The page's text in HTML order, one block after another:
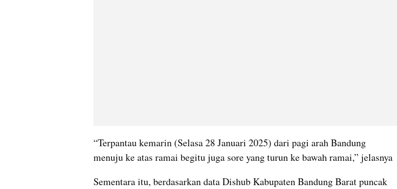
“Terpantau kemarin (Selasa 28 Januari 2025) dari pagi arah Bandung
menuju ke atas ramai begitu juga sore yang turun ke bawah ramai,” jelasnya
Sementara itu, berdasarkan data Dishub Kabupaten Bandung Barat puncak